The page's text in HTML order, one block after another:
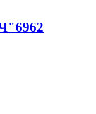
6962